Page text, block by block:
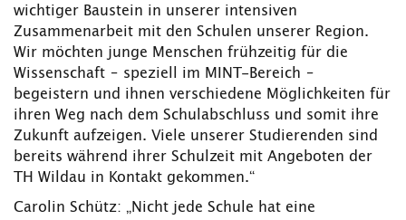
wichtiger Baustein in unserer intensiven
Zusammenarbeit mit den Schulen unserer Region.
Wir möchten junge Menschen frühzeitig für die
Wissenschaft – speziell im MINT-Bereich –
begeistern und ihnen verschiedene Möglichkeiten für
ihren Weg nach dem Schulabschluss und somit ihre
Zukunft aufzeigen. Viele unserer Studierenden sind
bereits während ihrer Schulzeit mit Angeboten der
TH Wildau in Kontakt gekommen.“
Carolin Schütz: „Nicht jede Schule hat eine